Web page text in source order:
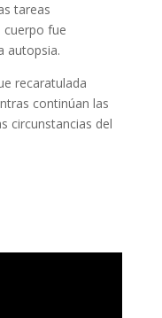
tareas
cuerpo fue
autopsia.
recaratulada
continúan las
circunstancias del